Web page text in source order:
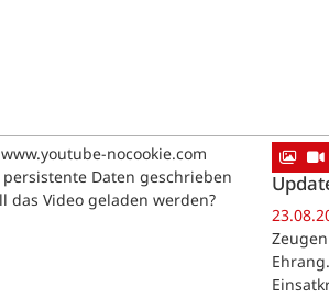
nocookie.com
Daten geschrieben
das Video geladen werden?